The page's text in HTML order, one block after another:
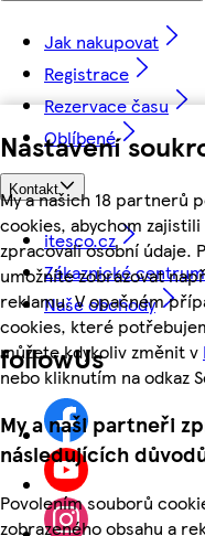
Nastavení
My a našich 18 partnerů
cookies, abychom
zpracovali osobní údaje.
umožníte zobrazovat
reklamu. V opačném
cookies, které
můžete kdykoliv změnit v
nebo kliknutím na odkaz
My a naši partneři
následujících
Povolením souborů
zobrazeného obsahu a
Jak nakupovat
Registrace
Rezervace času
Oblíbené
Kontakt
itesco.cz
Zákaznické
Naše obchody
followUs